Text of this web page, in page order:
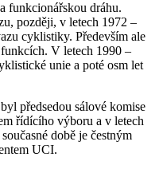
funkcionářskou dráhu.
později, v letech 1972 –
cyklistiky. Především ale
V letech 1990 –
unie a poté osm let
předsedou sálové komise
řídícího výboru a v letech
době je čestným
UCI.